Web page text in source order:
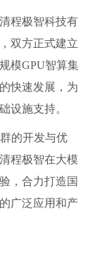
程极智科技有
双方正式建立
模GPU智算集
快速发展，为
设施支持。
的开发与优
程极智在大模
，合力打造国
广泛应用和产